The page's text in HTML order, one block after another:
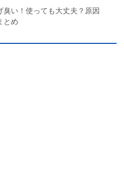
臭い！使っても大丈夫？原因
とめ